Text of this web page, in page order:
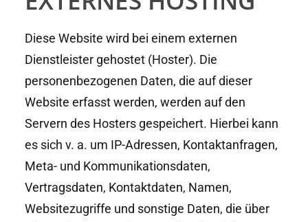
Diese Website wird bei einem externen
Dienstleister gehostet (Hoster). Die
personenbezogenen Daten, die auf dieser
Website erfasst werden, werden auf den
Servern des Hosters gespeichert. Hierbei kann
es sich v. a. um IP-Adressen, Kontaktanfragen,
Meta- und Kommunikationsdaten,
Vertragsdaten, Kontaktdaten, Namen,
Websitezugriffe und sonstige Daten, die über